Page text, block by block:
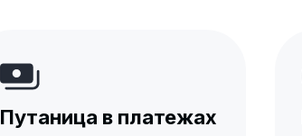
Путаница в платежах